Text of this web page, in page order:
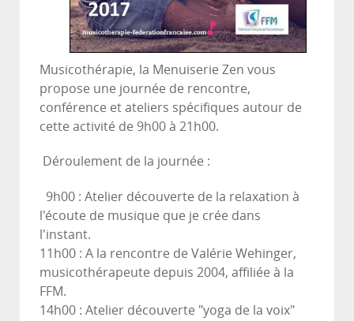
Musicothérapie, la Menuiserie Zen vous
propose une journée de rencontre,
conférence et ateliers spécifiques autour de
cette activité de 9h00 à 21h00.
Déroulement de la journée :
9h00 : Atelier découverte de la relaxation à
l'écoute de musique que je crée dans
l'instant.
11h00 : A la rencontre de Valérie Wehinger,
musicothérapeute depuis 2004, affiliée à la
FFM.
14h00 : Atelier découverte "yoga de la voix"